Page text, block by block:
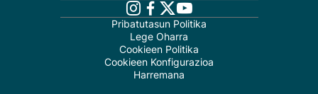
Pribatutasun Politika
Lege Oharra
Cookieen Politika
Cookieen Konfigurazioa
Harremana